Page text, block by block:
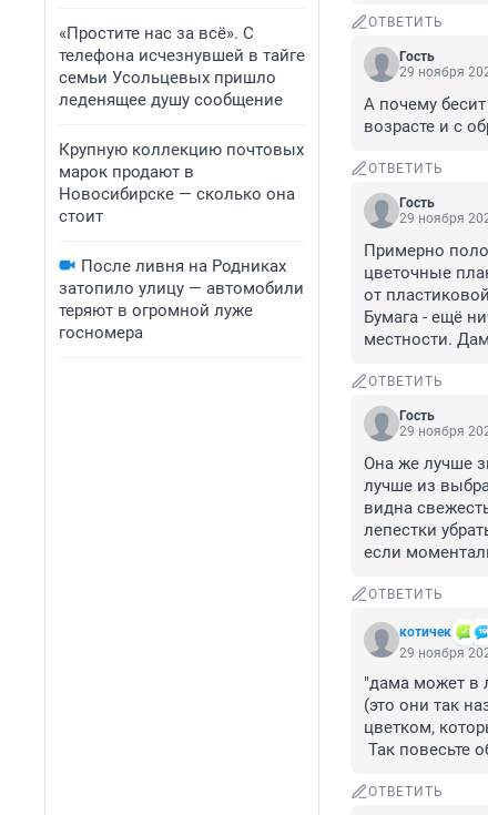
«Простите нас за всё». С
телефона исчезнувшей в тайге
семьи Усольцевых пришло
леденящее душу сообщение
Крупную коллекцию почтовых
марок продают в
Новосибирске — сколько она
стоит
После ливня на Родниках
затопило улицу — автомобили
теряют в огромной луже
госномера
ОТВЕТИТЬ
Гость
29 ноября
А почему
возрасте и с
ОТВЕТИТЬ
Гость
29 ноября
Примерно
цветочные
от
Бумага - ещё
местности.
ОТВЕТИТЬ
Гость
29 ноября
Она же лучше
лучше из
видна
лепестки
если
ОТВЕТИТЬ
котичек
29 ноября
"дама может в
(это они так
цветком,
Так повесьте
ОТВЕТИТЬ